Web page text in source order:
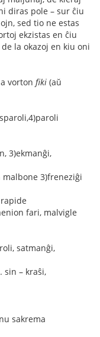
diras pole – sur ĉiu
sed tio ne estas
ekzistas en ĉiu
la okazoj en kiu oni
vorton fiki (aŭ
3)ekmanĝi,
malbone 3)freneziĝi
fari, malvigle
satmanĝi,
sin – kraŝi,
sakrema